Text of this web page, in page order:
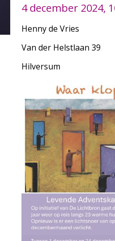
4 december 2024,
Henny de Vries
Van der Helstlaan 39
Hilversum